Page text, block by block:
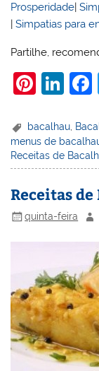
Prosperidade|
|Simpatias para
Partilhe,
Pi
er
e
st
Li
k
e
dI
n
bacalhau
menus de
Receitas de
Receitas
quinta-feira